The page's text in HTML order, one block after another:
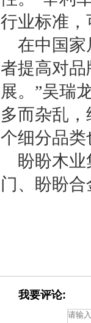
行业标准
在中国家
者提高对
展。”吴瑞
多而杂乱
个细分品
盼盼木
门、盼盼
我要评论: